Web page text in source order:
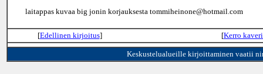
laitappas kuvaa big jonin korjauksesta tommiheinone@hotmail.com
[Edellinen kirjoitus] [Kerro
Keskustelualueille kirjoittaminen vaatii